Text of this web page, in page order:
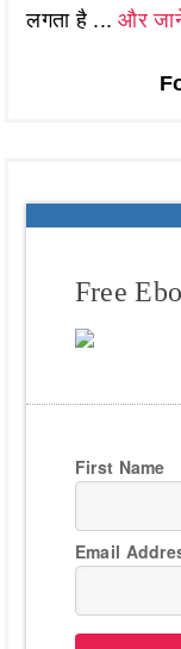
लगता है ...और
Free
First Name
Email